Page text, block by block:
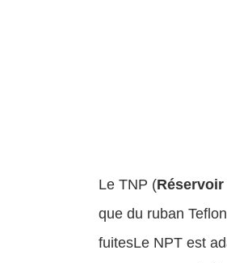
Le TNP (
que du ruban
fuitesLe NPT est